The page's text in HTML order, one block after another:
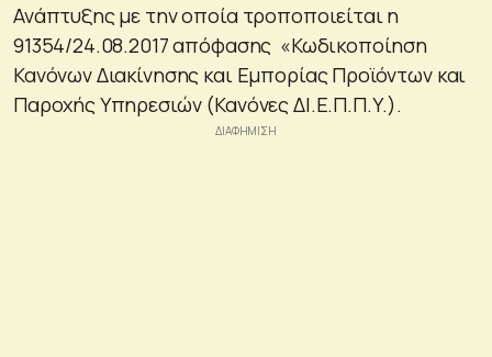
Ανάπτυξης με την οποία τροποποιείται η
91354/24.08.2017 απόφασης «Κωδικοποίηση
Κανόνων Διακίνησης και Εμπορίας Προϊόντων και
Παροχής Υπηρεσιών (Κανόνες ΔΙ.Ε.Π.Π.Υ.).